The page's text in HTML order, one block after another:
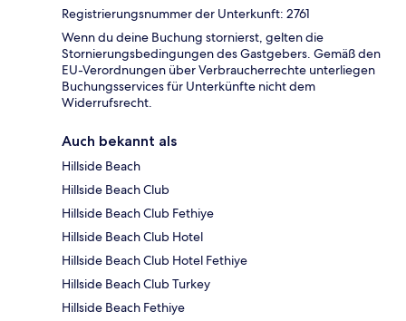
Registrierungsnummer der Unterkunft: 2761
Wenn du deine Buchung stornierst, gelten die
Stornierungsbedingungen des Gastgebers. Gemäß den
EU-Verordnungen über Verbraucherrechte unterliegen
Buchungsservices für Unterkünfte nicht dem
Widerrufsrecht.
Auch bekannt als
Hillside Beach
Hillside Beach Club
Hillside Beach Club Fethiye
Hillside Beach Club Hotel
Hillside Beach Club Hotel Fethiye
Hillside Beach Club Turkey
Hillside Beach Fethiye